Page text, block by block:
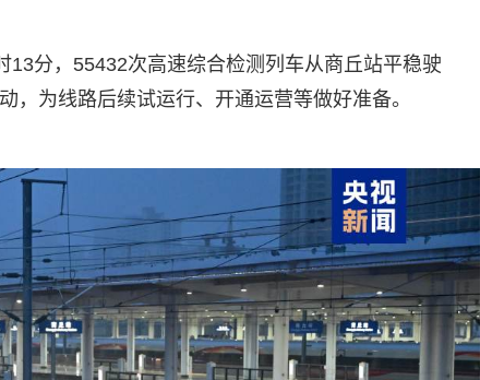
分，55432次高速综合检测列车从商丘站平稳驶
，为线路后续试运行、开通运营等做好准备。